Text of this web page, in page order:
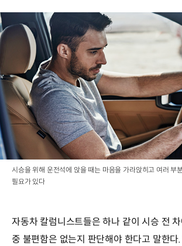
시승을 위해 운전석에 앉을 때는 마음을 가라앉히고 여러 부
필요가 있다
자동차 칼럼니스트들은 하나 같이 시승 전
중 불편함은 없는지 판단해야 한다고 말한다